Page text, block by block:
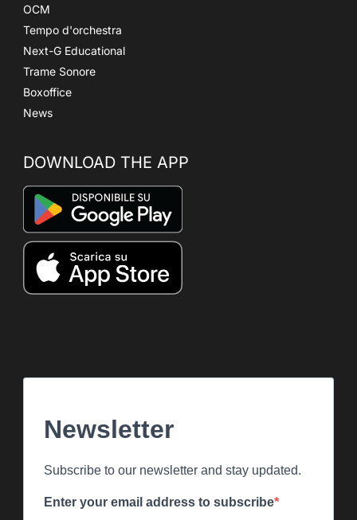
OCM
Tempo d'orchestra
Next-G Educational
Trame Sonore
Boxoffice
News
DOWNLOAD THE APP
Newsletter
Subscribe to our newsletter and stay updated.
Enter your email address to subscribe